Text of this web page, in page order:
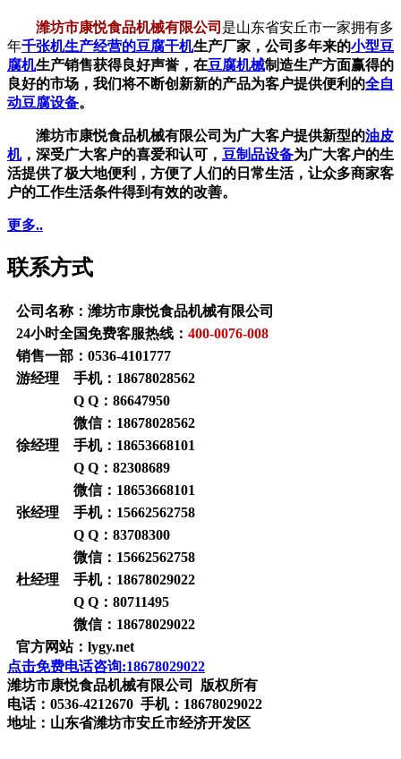
潍坊市康悦食品机械有限公司 是山东省安丘市一家拥有多
年千张机生产经营的豆腐干机生产厂家，公司多年来的小型豆
腐机生产销售获得良好声誉，在豆腐机械制造生产方面赢得的
良好的市场，我们将不断创新新的产品为客户提供便利的全自
动豆腐设备。
潍坊市康悦食品机械有限公司为广大客户提供新型的油皮
机，深受广大客户的喜爱和认可， 豆制品设备为广大客户的生
活提供了极大地便利，方便了人们的日常生活，让众多商家客
户的工作生活条件得到有效的改善。
更多..
联系方式
公司名称：潍坊市康悦食品机械有限公司
24小时全国免费客服热线： 400-0076-008
销售一部： 0536-4101777
游经理 手机： 18678028562
Q Q： 86647950
微信： 18678028562
徐经理 手机： 18653668101
Q Q： 82308689
微信： 18653668101
张经理 手机： 15662562758
Q Q： 83708300
微信： 15662562758
杜经理 手机： 18678029022
Q Q： 80711495
微信： 18678029022
官方网站： lygy.net
点击免费电话咨询:18678029022
潍坊市康悦食品机械有限公司 版权所有
电话：0536-4212670 手机：18678029022
地址：山东省潍坊市安丘市经济开发区